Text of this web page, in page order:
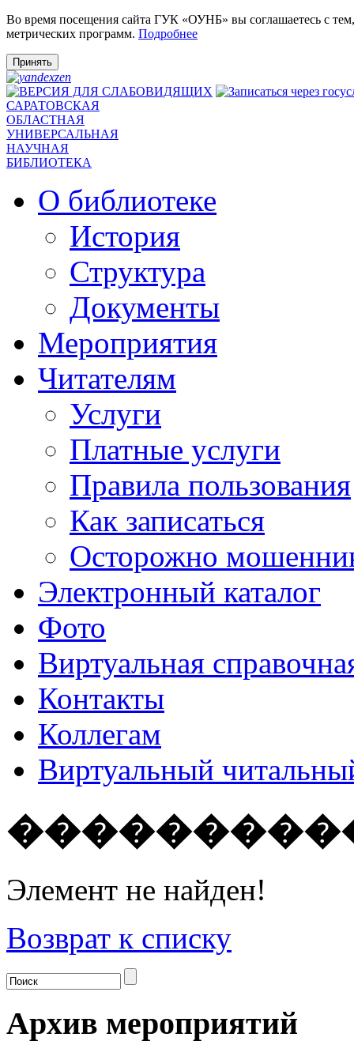
Во время посещения сайта ГУК «ОУНБ» вы соглашаетесь с
метрических программ. Подробнее
Принять
САРАТОВСКАЯ
ОБЛАСТНАЯ
УНИВЕРСАЛЬНАЯ
НАУЧНАЯ
БИБЛИОТЕКА
О библиотеке
История
Структура
Документы
Мероприятия
Читателям
Услуги
Платные услуги
Правила пользования
Как записаться
Осторожно
Электронный каталог
Фото
Виртуальная
Контакты
Коллегам
Виртуальный
Элемент не найден!
Возврат к списку
Архив мероприятий